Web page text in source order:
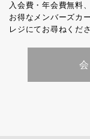
入会費・年会費無料
お得なメンバーズカ
レジにてお尋ねくださ